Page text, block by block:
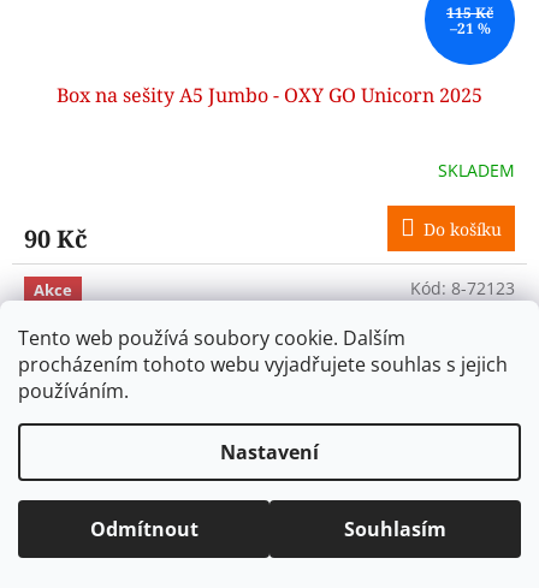
Tento web používá soubory cookie. Dalším
procházením tohoto webu vyjadřujete souhlas s jejich
používáním.
Nastavení
Odmítnout Souhlasím
115 Kč
–21 %
Box na sešity A5 Jumbo - OXY GO Unicorn 2025
SKLADEM
90 Kč Do košíku
Akce Kód:8-72123